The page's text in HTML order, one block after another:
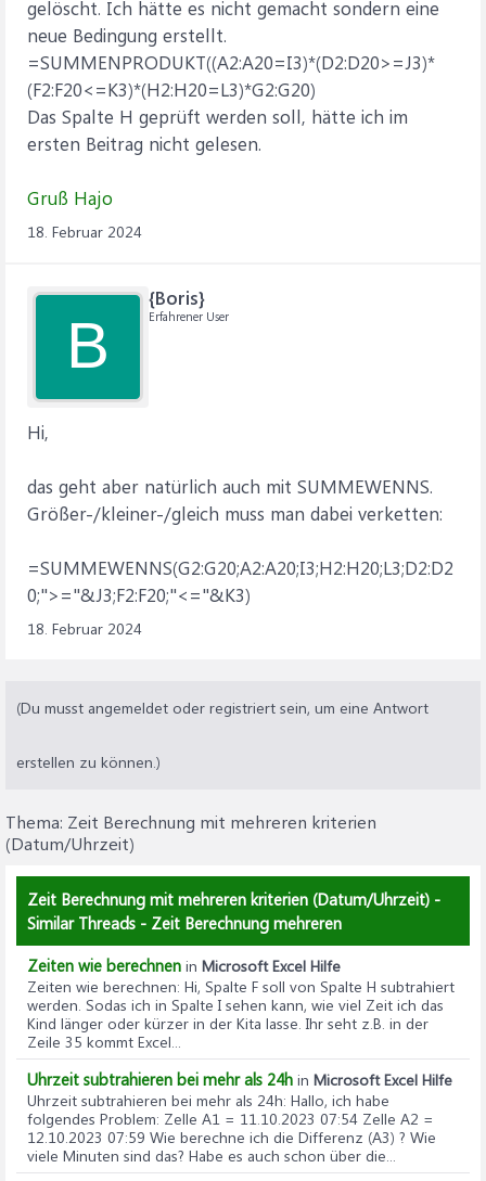
gelöscht. Ich hätte es nicht gemacht sondern eine
neue Bedingung erstellt.
=SUMMENPRODUKT((A2:A20=I3)*(D2:D20>=J3)*
(F2:F20<=K3)*(H2:H20=L3)*G2:G20)
Das Spalte H geprüft werden soll, hätte ich im
ersten Beitrag nicht gelesen.
Gruß Hajo
18. Februar 2024
B
{Boris}
Erfahrener User
Hi,
das geht aber natürlich auch mit SUMMEWENNS.
Größer-/kleiner-/gleich muss man dabei verketten:
=SUMMEWENNS(G2:G20;A2:A20;I3;H2:H20;L3;D2:D2
0;">="&J3;F2:F20;"<="&K3)
18. Februar 2024
(Du musst angemeldet oder registriert sein, um eine Antwort
erstellen zu können.)
Thema: Zeit Berechnung mit mehreren kriterien
(Datum/Uhrzeit)
Zeit Berechnung mit mehreren kriterien (Datum/Uhrzeit) -
Similar Threads - Zeit Berechnung mehreren
Zeiten wie berechnen in Microsoft Excel Hilfe
Zeiten wie berechnen: Hi, Spalte F soll von Spalte H subtrahiert
werden. Sodas ich in Spalte I sehen kann, wie viel Zeit ich das
Kind länger oder kürzer in der Kita lasse. Ihr seht z.B. in der
Zeile 35 kommt Excel...
Uhrzeit subtrahieren bei mehr als 24h in Microsoft Excel Hilfe
Uhrzeit subtrahieren bei mehr als 24h: Hallo, ich habe
folgendes Problem: Zelle A1 = 11.10.2023 07:54 Zelle A2 =
12.10.2023 07:59 Wie berechne ich die Differenz (A3) ? Wie
viele Minuten sind das? Habe es auch schon über die...